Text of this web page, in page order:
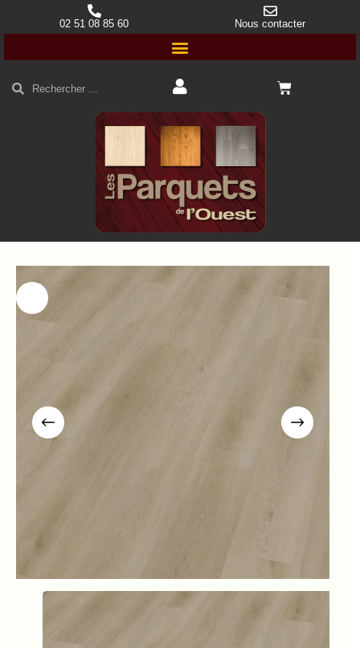
02 51 08 85 60 Nous contacter